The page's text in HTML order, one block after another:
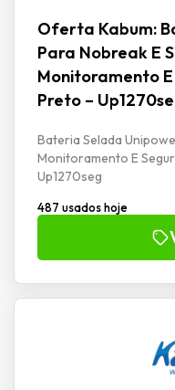
Oferta Kabum:
Para Nobreak E
Monitoramento E
Preto –
Bateria Selada
Monitoramento E
Up1270seg
487 usados hoje